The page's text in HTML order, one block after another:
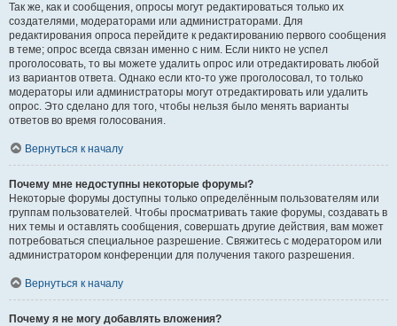
Так же, как и сообщения, опросы могут редактироваться только их
создателями, модераторами или администраторами. Для
редактирования опроса перейдите к редактированию первого сообщения
в теме; опрос всегда связан именно с ним. Если никто не успел
проголосовать, то вы можете удалить опрос или отредактировать любой
из вариантов ответа. Однако если кто-то уже проголосовал, то только
модераторы или администраторы могут отредактировать или удалить
опрос. Это сделано для того, чтобы нельзя было менять варианты
ответов во время голосования.
Вернуться к началу
Почему мне недоступны некоторые форумы?
Некоторые форумы доступны только определённым пользователям или
группам пользователей. Чтобы просматривать такие форумы, создавать в
них темы и оставлять сообщения, совершать другие действия, вам может
потребоваться специальное разрешение. Свяжитесь с модератором или
администратором конференции для получения такого разрешения.
Вернуться к началу
Почему я не могу добавлять вложения?